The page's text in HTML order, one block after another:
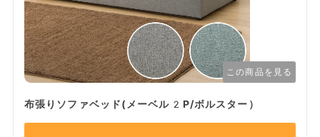
この商品を見る
布張りソファベッド(メーベル2P/ボルスター）